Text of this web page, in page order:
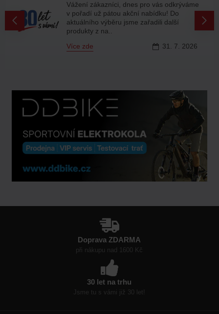
31. 7. 2026
Vážení zákazníci, dnes pro vás odkrýváme
v pořadí už pátou akční nabídku! Do
aktuálního výběru jsme zařadili další
produkty z na..
Více zde
Doprava ZDARMA
při nákupu nad 1600 Kč
30 let na trhu
Jsme tu s vámi již 30 let!